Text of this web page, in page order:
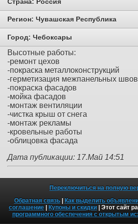
Регион: Чувашская Республика
Город: Чебоксары
Высотные работы:
-ремонт цехов
-покраска металлоконструкций
-герметизация межпанельных швов
-покраска фасадов
-мойка фасадов
-монтаж вентиляции
-чистка крыш от снега
-монтаж рекламы
-кровельные работы
-облицовка фасада
Дата публикации: 17.Май 14:51
Переключиться на полную
Обратная связь| Как выделить
соглашение | Купоны и скидки | Этот сайт
программного обеспечения с открытым